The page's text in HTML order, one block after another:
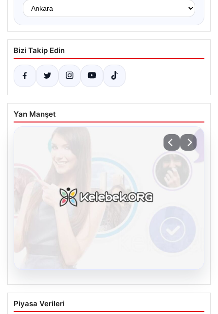
Bizi Takip Edin
Yan Manşet
Kelebek.Org İle Sanal İletişimin
Sertifikalı Adresi Ve Sohbet Deneyimi
Piyasa Verileri